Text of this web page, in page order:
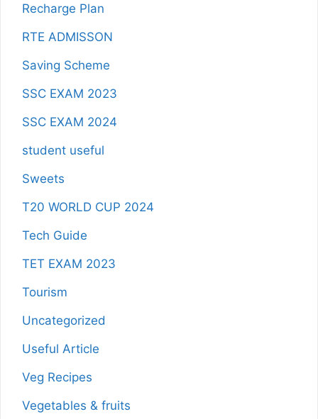
Recharge Plan
RTE ADMISSON
Saving Scheme
SSC EXAM 2023
SSC EXAM 2024
student useful
Sweets
T20 WORLD CUP 2024
Tech Guide
TET EXAM 2023
Tourism
Uncategorized
Useful Article
Veg Recipes
Vegetables & fruits